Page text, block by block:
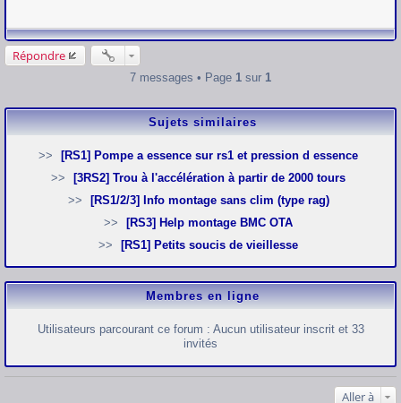
a
g
e
Répondre
7 messages • Page 1 sur 1
Sujets similaires
[RS1] Pompe a essence sur rs1 et pression d essence
[3RS2] Trou à l'accélération à partir de 2000 tours
[RS1/2/3] Info montage sans clim (type rag)
[RS3] Help montage BMC OTA
[RS1] Petits soucis de vieillesse
Membres en ligne
Utilisateurs parcourant ce forum : Aucun utilisateur inscrit et 33
invités
Aller à